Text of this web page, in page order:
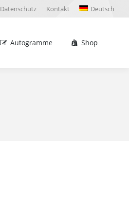
Datenschutz Kontakt Deutsch
Autogramme Shop
Autogramme Shop